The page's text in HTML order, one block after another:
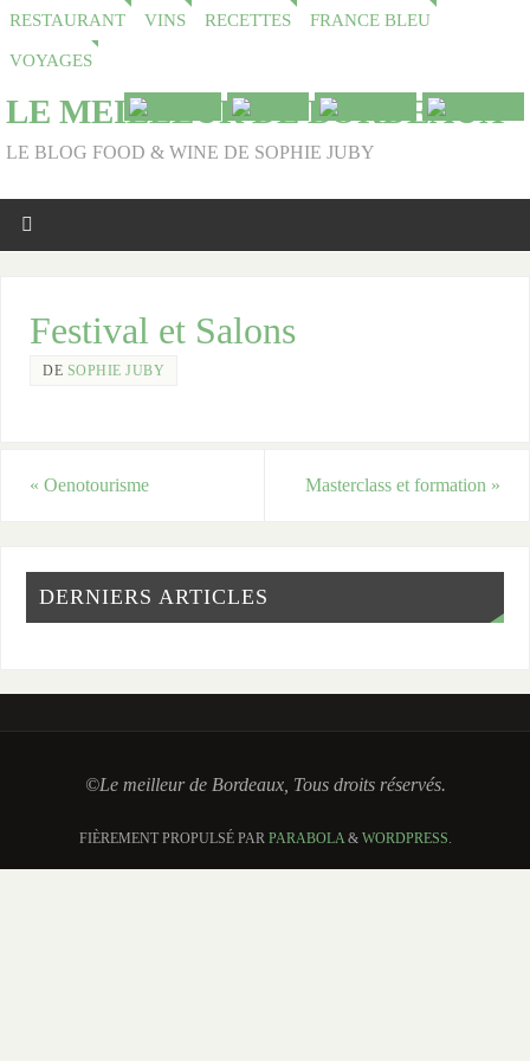
RESTAURANT VINS RECETTES FRANCE BLEU
VOYAGES
LE MEILLEUR DE BORDEAUX
LE BLOG FOOD & WINE DE SOPHIE JUBY
Festival et Salons
DE SOPHIE JUBY
« Oenotourisme Masterclass et formation »
DERNIERS ARTICLES
©Le meilleur de Bordeaux, Tous droits réservés.
FIÈREMENT PROPULSÉ PAR PARABOLA& WORDPRESS.